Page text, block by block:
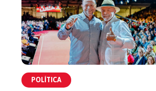
POLÍTICA